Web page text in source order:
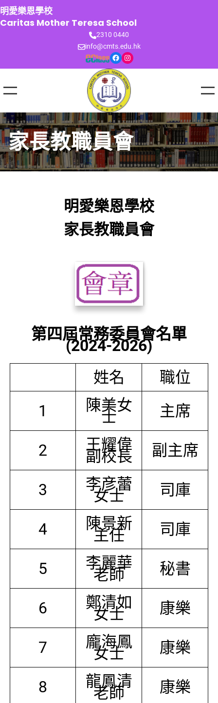
跳
至
主
明愛樂恩學校
Caritas Mother Teresa School
2310 0440
info@cmts.edu.hk
Facebook Instagram
家長教職員會
明愛樂恩學校
家長教職員會
第四屆常務委員會名單
(2024-2026)
姓名
職位
1
陳美女
士 主席
2 王耀偉
副校長 副主席
3 李彦蕾
女士 司庫
4 陳景新
主任 司庫
5 李麗華
老師 秘書
6 鄭清如
女士 康樂
7 龐海鳳
女士 康樂
8 龍鳳清
老師 康樂